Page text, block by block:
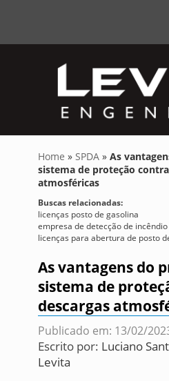
Home » SPDA » As
sistema de proteção
atmosféricas
Buscas relacionadas:
licenças posto de gasolina
empresa de detecção de incêndio
licenças para abertura de posto
As vantagens do
sistema de
descargas
Publicado em: 13/02/
Escrito por: Luciano
Levita